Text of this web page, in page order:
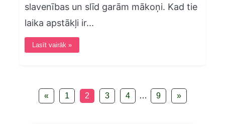
slavenības un slīd garām mākoņi. Kad tie
laika apstākļi ir...
Lasīt vairāk »
« 1 2 3 4 … 9 »